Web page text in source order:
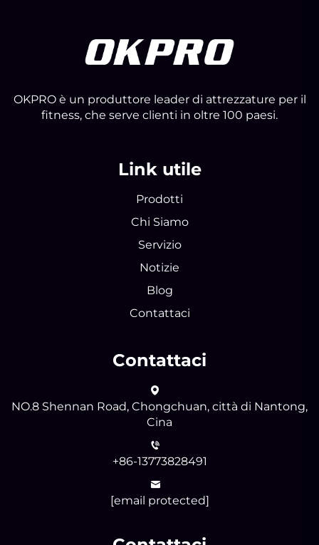
OKPRO è un produttore leader di attrezzature per il
fitness, che serve clienti in oltre 100 paesi.
Link utile
Prodotti
Chi Siamo
Servizio
Notizie
Blog
Contattaci
Contattaci
NO.8 Shennan Road, Chongchuan, città di Nantong,
Cina
+86-13773828491
[email protected]